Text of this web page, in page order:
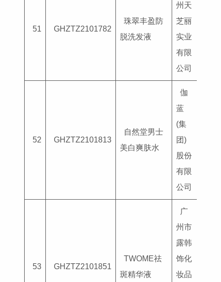
51 GHZTZ2101782
珠翠丰盈防
脱洗发液
州天
芝丽
实业
有限
公司
52 GHZTZ2101813
自然堂男士
美白爽肤水
伽
蓝
(集
团)
股份
有限
公司
53 GHZTZ2101851
TWOME祛
斑精华液
广
州市
露韩
饰化
妆品